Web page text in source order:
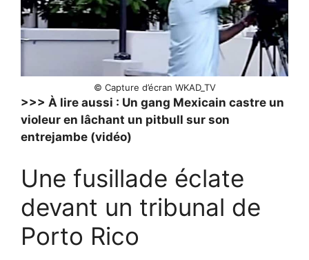
© Capture d’écran WKAD_TV
>>> À lire aussi : Un gang Mexicain castre un
violeur en lâchant un pitbull sur son
entrejambe (vidéo)
Une fusillade éclate
devant un tribunal de
Porto Rico